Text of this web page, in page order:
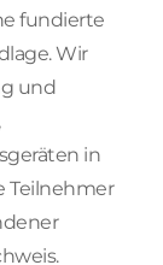
fundierte
Wir
und
in
Teilnehmer